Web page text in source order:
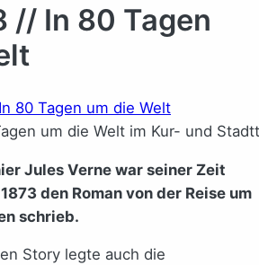
// In 80 Tagen
um die Welt im Kur- und
Jules Verne war seiner Zeit
den Roman von der Reise um
schrieb.
Story legte auch die